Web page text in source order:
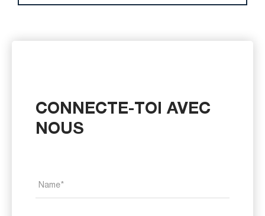
CONNECTE-TOI AVEC
NOUS